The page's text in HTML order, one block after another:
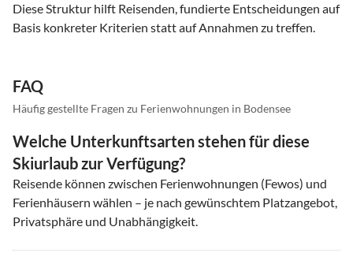
Diese Struktur hilft Reisenden, fundierte Entscheidungen auf
Basis konkreter Kriterien statt auf Annahmen zu treffen.
FAQ
Häufig gestellte Fragen zu Ferienwohnungen in Bodensee
Welche Unterkunftsarten stehen für diese
Skiurlaub zur Verfügung?
Reisende können zwischen Ferienwohnungen (Fewos) und
Ferienhäusern wählen – je nach gewünschtem Platzangebot,
Privatsphäre und Unabhängigkeit.